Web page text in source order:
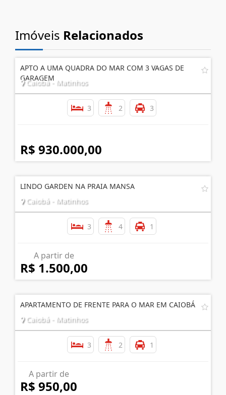
Imóveis Relacionados
APTO A UMA QUADRA DO MAR COM 3 VAGAS DE
GARAGEM
Caiobá - Matinhos
3 2 3
R$ 930.000,00
LINDO GARDEN NA PRAIA MANSA
Caiobá - Matinhos
3 4 1
A partir de
R$ 1.500,00
APARTAMENTO DE FRENTE PARA O MAR EM CAIOBÁ
Caiobá - Matinhos
3 2 1
A partir de
R$ 950,00